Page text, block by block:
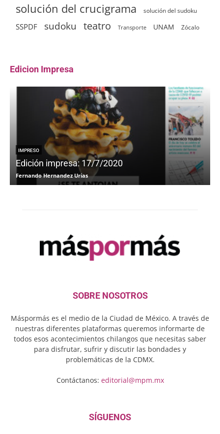
solución del crucigrama solución del sudoku
SSPDF sudoku teatro Transporte UNAM Zócalo
Edicion Impresa
IMPRESO
Edición impresa: 17/7/2020
Fernando Hernandez Urias
SOBRE NOSOTROS
Máspormás es el medio de la Ciudad de México. A través de
nuestras diferentes plataformas queremos informarte de
todos esos acontecimientos chilangos que necesitas saber
para disfrutar, sufrir y discutir las bondades y
problemáticas de la CDMX.
Contáctanos: editorial@mpm.mx
SÍGUENOS